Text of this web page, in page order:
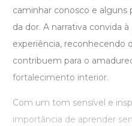
caminhar conosco e alguns
da dor. A narrativa convida
experiência, reconhecendo
contribuem para o
fortalecimento interior.
Com um tom sensível e
importância de aprender